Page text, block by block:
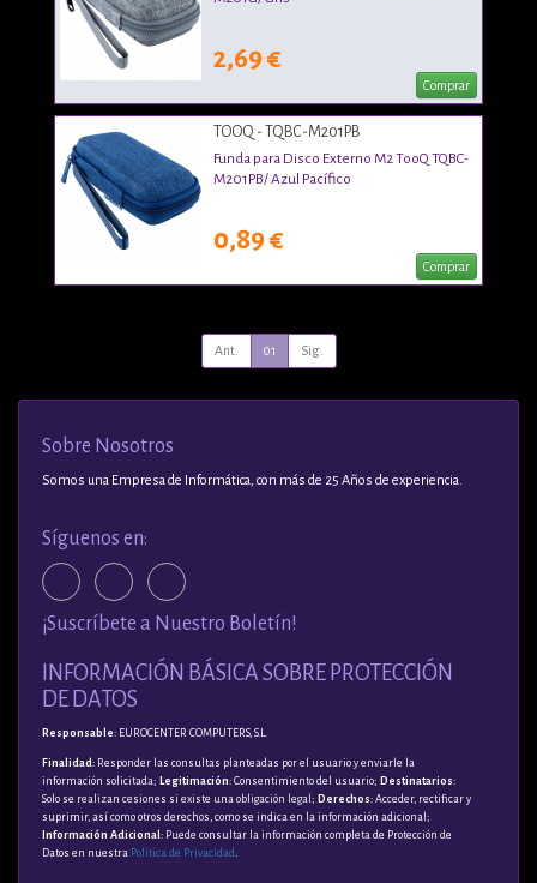
2,69 €
Comprar
TOOQ - TQBC-M201PB
Funda para Disco Externo M2 TooQ TQBC-
M201PB/ Azul Pacífico
0,89 €
Comprar
Ant. 01 Sig.
Sobre Nosotros
Somos una Empresa de Informática, con más de 25 Años de experiencia.
Síguenos en:
¡Suscríbete a Nuestro Boletín!
INFORMACIÓN BÁSICA SOBRE PROTECCIÓN
DE DATOS
Responsable: EUROCENTER COMPUTERS, S.L.
Finalidad : Responder las consultas planteadas por el usuario y enviarle la
información solicitada; Legitimación: Consentimiento del usuario; Destinatarios:
Solo se realizan cesiones si existe una obligación legal; Derechos: Acceder, rectificar y
suprimir, así como otros derechos, como se indica en la información adicional;
Información Adicional : Puede consultar la información completa de Protección de
Datos en nuestra Política de Privacidad